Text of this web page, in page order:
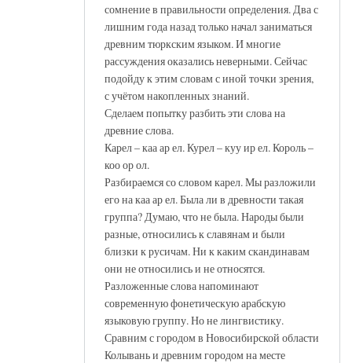
сомнение в правильности определения. Два с
лишним года назад только начал заниматься
древним тюркским языком. И многие
рассуждения оказались неверными. Сейчас
подойду к этим словам с иной точки зрения,
с учётом накопленных знаний.
Сделаем попытку разбить эти слова на
древние слова.
Карел – каа ар ел. Курел – куу ир ел. Король –
коо ор ол.
Разбираемся со словом карел. Мы разложили
его на каа ар ел. Была ли в древности такая
группа? Думаю, что не была. Народы были
разные, относились к славянам и были
близки к русичам. Ни к каким скандинавам
они не относились и не относятся.
Разложенные слова напоминают
современную фонетическую арабскую
языковую группу. Но не лингвистику.
Сравним с городом в Новосибирской области
Колывань и древним городом на месте